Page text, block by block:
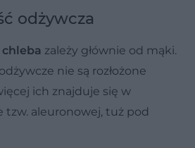
odżywcza
zależy głównie od mąki.
nie są rozłożone
ich znajduje się w
aleuronowej, tuż pod